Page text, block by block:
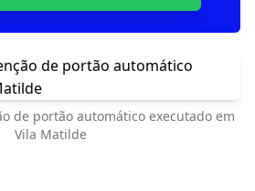
de portão automático executado em
Vila Matilde